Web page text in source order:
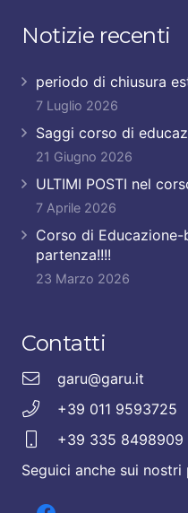
Notizie recenti
periodo di chiusura
7 Luglio 2026
Saggi corso di
21 Giugno 2026
ULTIMI POSTI nel
7 Aprile 2026
Corso di
partenza!!!!
23 Marzo 2026
Contatti
garu@garu.it
+39 011 9593725
+39 335 8498909
Seguici anche sui nostri